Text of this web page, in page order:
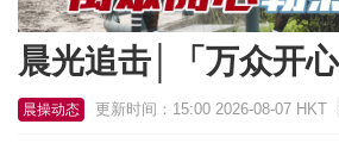
晨光追击│「万众开
晨操动态 更新时间：15:00 2026-08-07 HKT